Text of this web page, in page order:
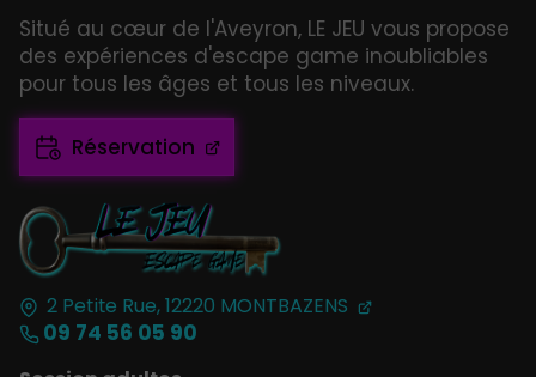
2 Petite Rue,12220 MONTBAZENS
09 74 56 05 90
Situé au cœur de l'Aveyron, LE JEU vous propose
des expériences d'escape game inoubliables
pour tous les âges et tous les niveaux.
Réservation